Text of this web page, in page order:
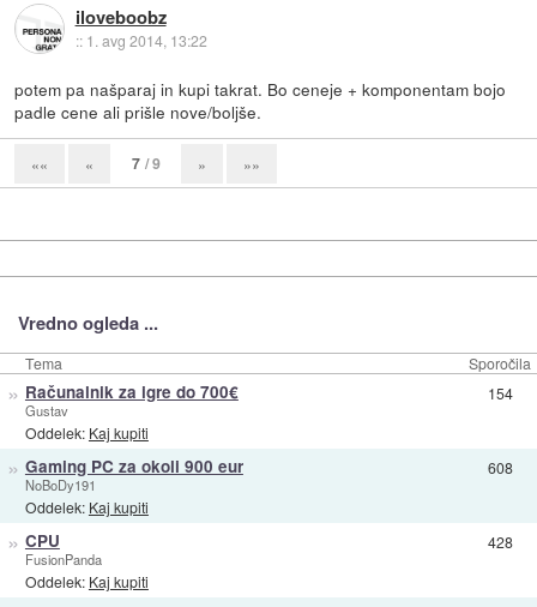
iloveboobz
:: 1. avg 2014, 13:22
potem pa našparaj in kupi takrat. Bo ceneje + komponentam bojo
padle cene ali prišle nove/boljše.
«« « 7 / 9 » »»
Vredno ogleda ...
Tema Sporočila
» Računalnik za igre do 700€
Gustav
Oddelek: Kaj kupiti
154
» Gaming PC za okoli 900 eur
NoBoDy191
Oddelek: Kaj kupiti
608
» CPU
FusionPanda
Oddelek: Kaj kupiti
428